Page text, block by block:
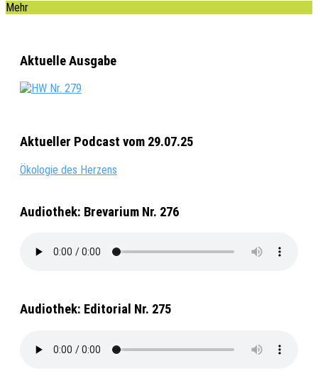
Mehr
Aktuelle Ausgabe
Aktueller Podcast vom 29.07.25
Ökologie des Herzens
Audiothek: Brevarium Nr. 276
Audiothek: Editorial Nr. 275